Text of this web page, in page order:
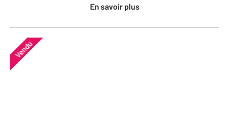
En savoir plus
Vendu